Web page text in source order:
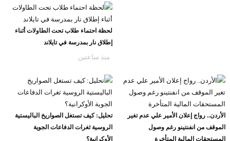
لحظة احتماء طلاب تحت الطاولات أثناء
إطلاق نار بمدرسة في تايلاند
منذ ساعتين
الأردن.. رواج إعلان الأمير علي عدم تغير
الموقف من انفنتينو رغم وصول
المستحقات المالية المتأخرة
تحليل: كيف تستغل الصواريخ الباليستية
الروسية ثغرات الدفاعات الجوية
الأوكرانية؟